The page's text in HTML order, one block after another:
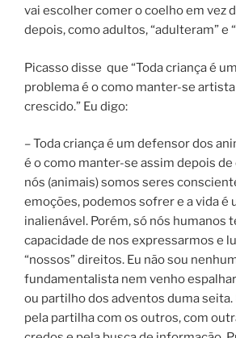
vai escolher comer o coelho em vez
depois, como adultos, “adulteram” e
Picasso disse que “Toda criança é
problema é o como manter-se
crescido.” Eu digo:
– Toda criança é um defensor dos
é o como manter-se assim depois de
nós (animais) somos seres
emoções, podemos sofrer e a vida é
inalienável. Porém, só nós humanos
capacidade de nos expressarmos e
“nossos” direitos. Eu não sou
fundamentalista nem venho
ou partilho dos adventos duma seita.
pela partilha com os outros, com